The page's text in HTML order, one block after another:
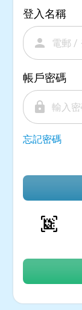
登入名稱
person
帳戶密碼
lock
忘記密碼